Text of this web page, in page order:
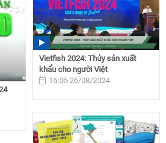
Vietfish 2024: Thủy sản xuất
khẩu cho người Việt
16:05 26/08/2024